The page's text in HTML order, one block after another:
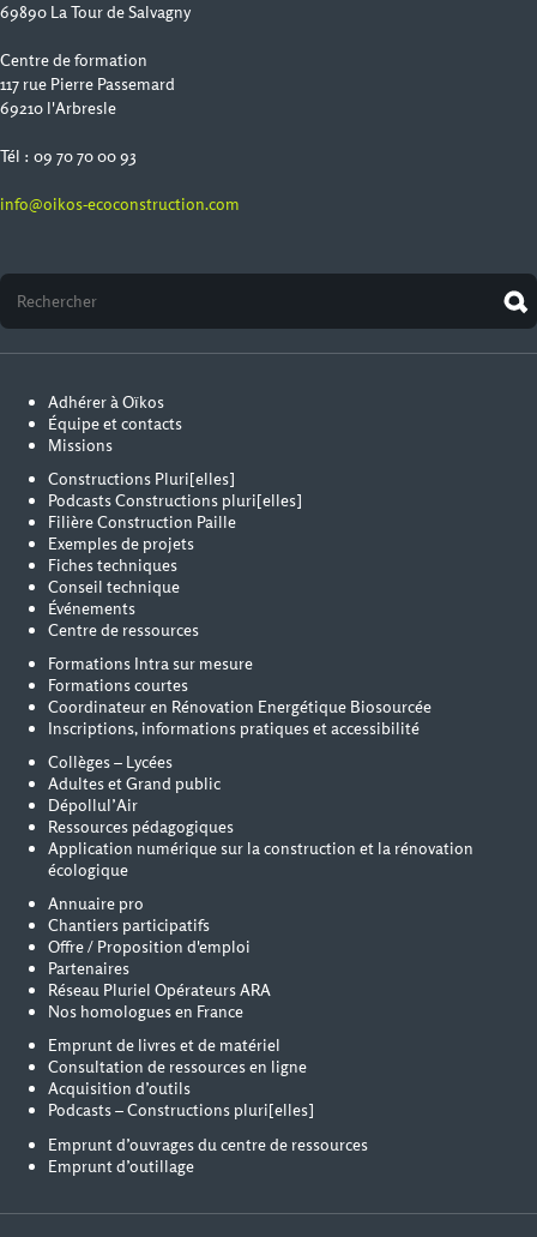
69890 La Tour de Salvagny
Centre de formation
117 rue Pierre Passemard
69210 l'Arbresle
Tél : 09 70 70 00 93
info@oikos-ecoconstruction.com
Adhérer à Oïkos
Équipe et contacts
Missions
Constructions Pluri[elles]
Podcasts Constructions pluri[elles]
Filière Construction Paille
Exemples de projets
Fiches techniques
Conseil technique
Événements
Centre de ressources
Formations Intra sur mesure
Formations courtes
Coordinateur en Rénovation Energétique Biosourcée
Inscriptions, informations pratiques et accessibilité
Collèges – Lycées
Adultes et Grand public
Dépollul’Air
Ressources pédagogiques
Application numérique sur la construction et la rénovation
écologique
Annuaire pro
Chantiers participatifs
Offre / Proposition d'emploi
Partenaires
Réseau Pluriel Opérateurs ARA
Nos homologues en France
Emprunt de livres et de matériel
Consultation de ressources en ligne
Acquisition d’outils
Podcasts – Constructions pluri[elles]
Emprunt d’ouvrages du centre de ressources
Emprunt d’outillage